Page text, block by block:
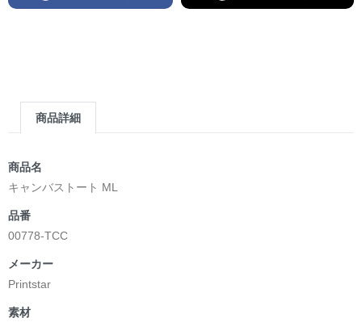
商品詳細
商品名
キャンバストート ML
品番
00778-TCC
メーカー
Printstar
素材